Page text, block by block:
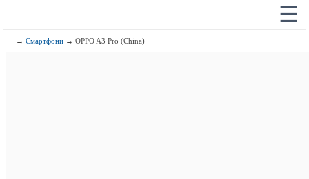
☰
→Смартфони → OPPO A3 Pro (China)